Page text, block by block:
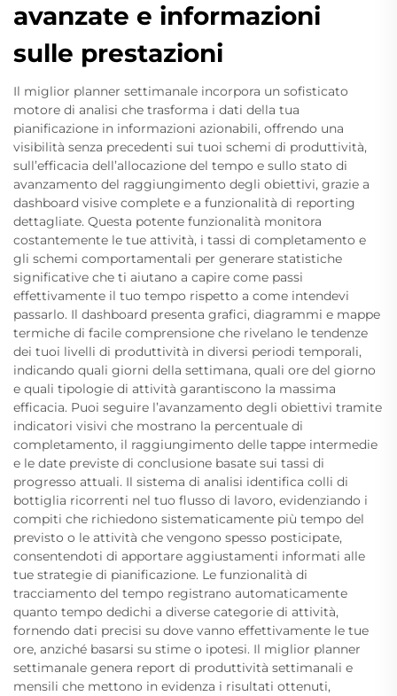
avanzate e informazioni
sulle prestazioni
Il miglior planner settimanale incorpora un sofisticato
motore di analisi che trasforma i dati della tua
pianificazione in informazioni azionabili, offrendo una
visibilità senza precedenti sui tuoi schemi di produttività,
sull’efficacia dell’allocazione del tempo e sullo stato di
avanzamento del raggiungimento degli obiettivi, grazie a
dashboard visive complete e a funzionalità di reporting
dettagliate. Questa potente funzionalità monitora
costantemente le tue attività, i tassi di completamento e
gli schemi comportamentali per generare statistiche
significative che ti aiutano a capire come passi
effettivamente il tuo tempo rispetto a come intendevi
passarlo. Il dashboard presenta grafici, diagrammi e mappe
termiche di facile comprensione che rivelano le tendenze
dei tuoi livelli di produttività in diversi periodi temporali,
indicando quali giorni della settimana, quali ore del giorno
e quali tipologie di attività garantiscono la massima
efficacia. Puoi seguire l’avanzamento degli obiettivi tramite
indicatori visivi che mostrano la percentuale di
completamento, il raggiungimento delle tappe intermedie
e le date previste di conclusione basate sui tassi di
progresso attuali. Il sistema di analisi identifica colli di
bottiglia ricorrenti nel tuo flusso di lavoro, evidenziando i
compiti che richiedono sistematicamente più tempo del
previsto o le attività che vengono spesso posticipate,
consentendoti di apportare aggiustamenti informati alle
tue strategie di pianificazione. Le funzionalità di
tracciamento del tempo registrano automaticamente
quanto tempo dedichi a diverse categorie di attività,
fornendo dati precisi su dove vanno effettivamente le tue
ore, anziché basarsi su stime o ipotesi. Il miglior planner
settimanale genera report di produttività settimanali e
mensili che mettono in evidenza i risultati ottenuti,